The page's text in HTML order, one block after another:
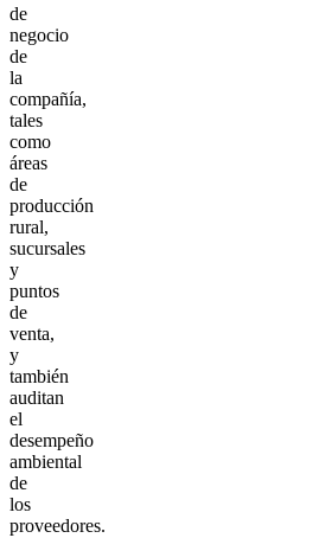
de
negocio
de
la
compañía,
tales
como
áreas
de
producción
rural,
sucursales
y
puntos
de
venta,
y
también
auditan
el
desempeño
ambiental
de
los
proveedores.